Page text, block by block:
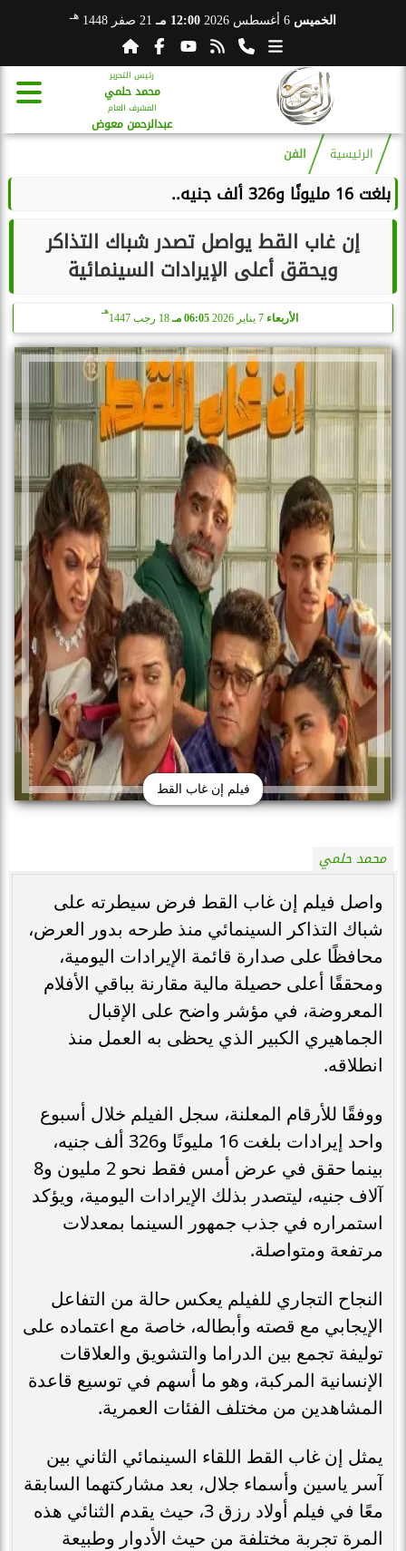
الخميس 12:00 مـ 21 صفر 1448 هـ
رئيس التحرير
محمد حلمي
المشرف العام
عبدالرحمن معوض
الرئيسية الفن
بلغت 16 مليونًا و326 ألف جنيه..
إن غاب القط يواصل تصدر شباك التذاكر
ويحقق أعلى الإيرادات السينمائية
الأربعاء 7 يناير 2026 06:05 مـ 18 رجب 1447
هـ
فيلم إن غاب القط
محمد حلمي
واصل فيلم إن غاب القط فرض سيطرته على
شباك التذاكر السينمائي منذ طرحه بدور العرض،
محافظًا على صدارة قائمة الإيرادات اليومية،
ومحققًا أعلى حصيلة مالية مقارنة بباقي الأفلام
المعروضة، في مؤشر واضح على الإقبال
الجماهيري الكبير الذي يحظى به العمل منذ
انطلاقه.
ووفقًا للأرقام المعلنة، سجل الفيلم خلال أسبوع
واحد إيرادات بلغت 16 مليونًا و326 ألف جنيه،
بينما حقق في عرض أمس فقط نحو 2 مليون و8
آلاف جنيه، ليتصدر بذلك الإيرادات اليومية، ويؤكد
استمراره في جذب جمهور السينما بمعدلات
مرتفعة ومتواصلة.
النجاح التجاري للفيلم يعكس حالة من التفاعل
الإيجابي مع قصته وأبطاله، خاصة مع اعتماده على
توليفة تجمع بين الدراما والتشويق والعلاقات
الإنسانية المركبة، وهو ما أسهم في توسيع قاعدة
المشاهدين من مختلف الفئات العمرية.
يمثل إن غاب القط اللقاء السينمائي الثاني بين
آسر ياسين وأسماء جلال، بعد مشاركتهما السابقة
معًا في فيلم أولاد رزق 3، حيث يقدم الثنائي هذه
المرة تجربة مختلفة من حيث الأدوار وطبيعة